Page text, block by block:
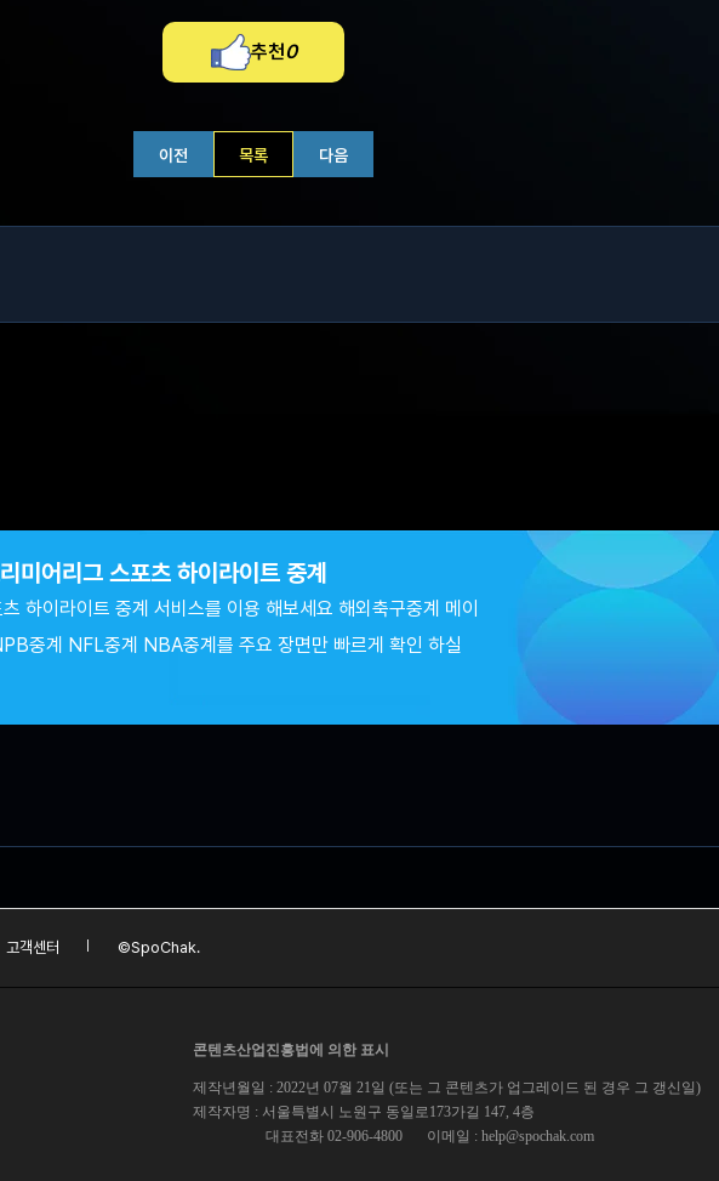
추천0
이전 목록 다음
어리그 스포츠 하이라이트 중계
하이라이트 중계 서비스를 이용 해보세요 해외축구중계 메이
중계 NFL중계 NBA중계를 주요 장면만 빠르게 확인 하실
고객센터 ©SpoChak.
콘텐츠산업진흥법에 의한 표시
제작년월일 : 2022년 07월 21일 (또는 그 콘텐츠가 업그레이드 된 경우 그 갱신일)
제작자명 : 서울특별시 노원구 동일로173가길 147, 4층
대표전화 02-906-4800
이메일 : help@spochak.com